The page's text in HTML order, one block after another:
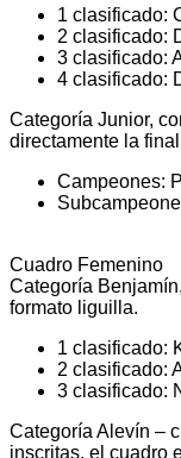
1 clasificado:
2 clasificado:
3 clasificado:
4 clasificado:
Categoría Junior,
directamente la
Campeones:
Cuadro Femenino
Categoría
formato liguilla.
1 clasificado:
2 clasificado:
3 clasificado:
Categoría Alevín –
inscritas, el cuadro